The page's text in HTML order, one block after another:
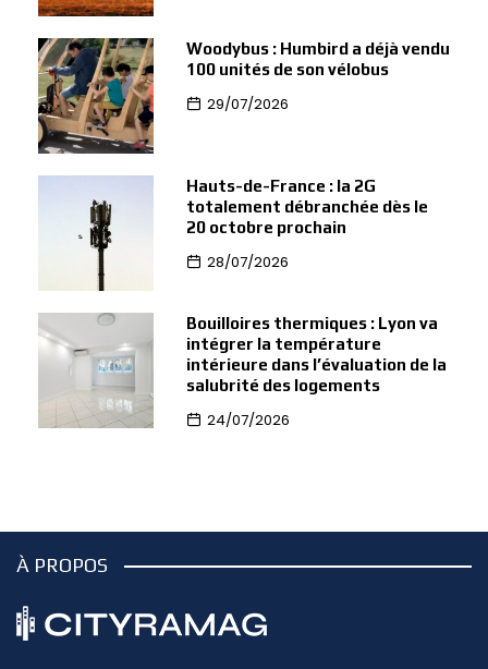
Woodybus : Humbird a déjà vendu
100 unités de son vélobus
29/07/2026
Hauts-de-France : la 2G
totalement débranchée dès le
20 octobre prochain
28/07/2026
Bouilloires thermiques : Lyon va
intégrer la température
intérieure dans l’évaluation de la
salubrité des logements
24/07/2026
À PROPOS